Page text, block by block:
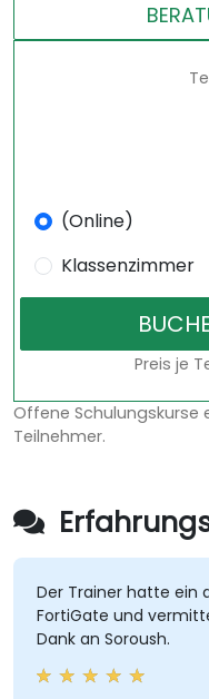
(Online)
Klassenzimmer
Preis je
Offene
Teilnehmer.
Der Trainer hatte ein
FortiGate und
Dank an Soroush.